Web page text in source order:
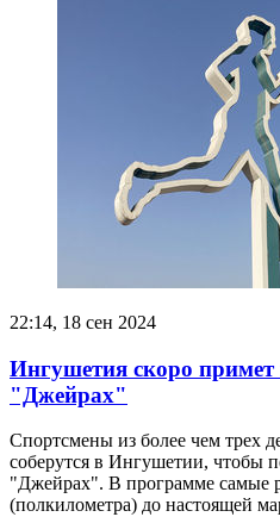
22:14, 18 сен 2024
Ингушетия скоро
"Джейрах"
Спортсмены из более чем трех
соберутся в Ингушетии, чтобы
"Джейрах". В программе самые
(полкилометра) до настоящей